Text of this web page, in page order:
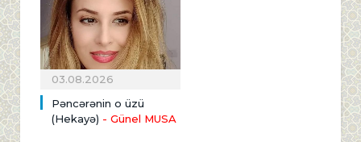
03.08.2026
Pəncərənin o üzü
(Hekayə) - Günel MUSA